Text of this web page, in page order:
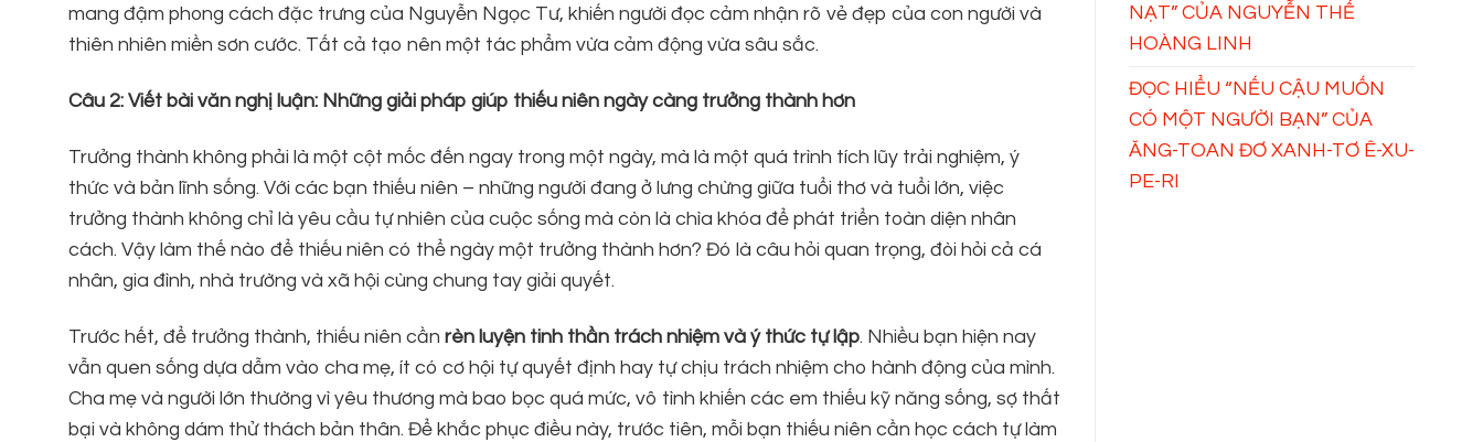
mang đậm phong cách đặc trưng của Nguyễn Ngọc Tư, khiến người đọc cảm nhận rõ vẻ đẹp của con người và
thiên nhiên miền sơn cước. Tất cả tạo nên một tác phẩm vừa cảm động vừa sâu sắc.
Câu 2: Viết bài văn nghị luận: Những giải pháp giúp thiếu niên ngày càng trưởng thành hơn
Trưởng thành không phải là một cột mốc đến ngay trong một ngày, mà là một quá trình tích lũy trải nghiệm, ý
thức và bản lĩnh sống. Với các bạn thiếu niên – những người đang ở lưng chừng giữa tuổi thơ và tuổi lớn, việc
trưởng thành không chỉ là yêu cầu tự nhiên của cuộc sống mà còn là chìa khóa để phát triển toàn diện nhân
cách. Vậy làm thế nào để thiếu niên có thể ngày một trưởng thành hơn? Đó là câu hỏi quan trọng, đòi hỏi cả cá
nhân, gia đình, nhà trường và xã hội cùng chung tay giải quyết.
Trước hết, để trưởng thành, thiếu niên cần rèn luyện tinh thần trách nhiệm và ý thức tự lập. Nhiều bạn hiện nay
vẫn quen sống dựa dẫm vào cha mẹ, ít có cơ hội tự quyết định hay tự chịu trách nhiệm cho hành động của mình.
Cha mẹ và người lớn thường vì yêu thương mà bao bọc quá mức, vô tình khiến các em thiếu kỹ năng sống, sợ thất
bại và không dám thử thách bản thân. Để khắc phục điều này, trước tiên, mỗi bạn thiếu niên cần học cách tự làm
NẠT” CỦA NGUYỄN THẾ
HOÀNG LINH
ĐỌC HIỂU “NẾU CẬU MUỐN
CÓ MỘT NGƯỜI BẠN” CỦA
ĂNG-TOAN ĐƠ XANH-TƠ Ê-XU-
PE-RI